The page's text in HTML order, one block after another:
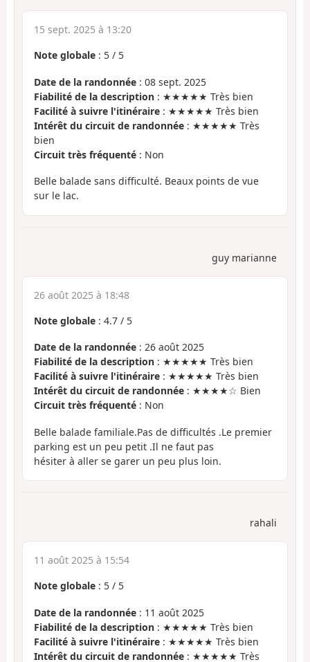
15 sept. 2025 à 13:20
Note globale : 5 / 5
Date de la randonnée : 08 sept. 2025
Fiabilité de la description : ★★★★★ Très bien
Facilité à suivre l'itinéraire : ★★★★★ Très bien
Intérêt du circuit de randonnée : ★★★★★ Très
bien
Circuit très fréquenté : Non
Belle balade sans difficulté. Beaux points de vue
sur le lac.
guy marianne
26 août 2025 à 18:48
Note globale : 4.7 / 5
Date de la randonnée : 26 août 2025
Fiabilité de la description : ★★★★★ Très bien
Facilité à suivre l'itinéraire : ★★★★★ Très bien
Intérêt du circuit de randonnée : ★★★★☆ Bien
Circuit très fréquenté : Non
Belle balade familiale.Pas de difficultés .Le premier
parking est un peu petit .Il ne faut pas
hésiter à aller se garer un peu plus loin.
rahali
11 août 2025 à 15:54
Note globale : 5 / 5
Date de la randonnée : 11 août 2025
Fiabilité de la description : ★★★★★ Très bien
Facilité à suivre l'itinéraire : ★★★★★ Très bien
Intérêt du circuit de randonnée : ★★★★★ Très